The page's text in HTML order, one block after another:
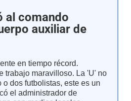
al comando
auxiliar de
en tiempo récord.
trabajo maravilloso. La 'U' no
dos futbolistas, este es un
el administrador de